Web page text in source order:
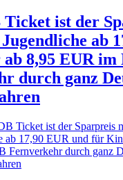
Allan
Ticket ist der
ab
8,95 EUR im
durch ganz